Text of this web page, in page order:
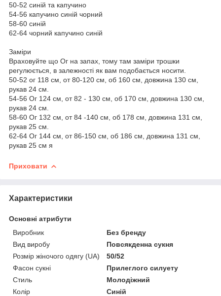
50-52 синій та капучино
54-56 капучино синій чорний
58-60 синій
62-64 чорний капучино синій
Заміри
Враховуйте що Ог на запах, тому там заміри трошки
регулюється, в залежності як вам подобається носити.
50-52 ог 118 см, от 80-120 см, об 160 см, довжина 130 см,
рукав 24 см.
54-56 Ог 124 см, от 82 - 130 см, об 170 см, довжина 130 см,
рукав 24 см.
58-60 Ог 132 см, от 84 -140 см, об 178 см, довжина 131 см,
рукав 25 см.
62-64 Ог 144 см, от 86-150 см, об 186 см, довжина 131 см,
рукав 25 см я
Приховати
Характеристики
Основні атрибути
Виробник
Без бренду
Вид виробу
Повсякденна сукня
Розмір жіночого одягу (UA)
50/52
Фасон сукні
Прилеглого силуету
Стиль
Молодіжний
Колір
Синій